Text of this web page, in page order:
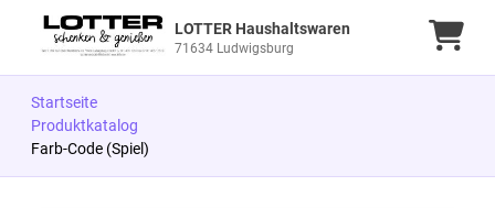
LOTTER Haushaltswaren
71634 Ludwigsburg
Startseite
Produktkatalog
Farb-Code (Spiel)